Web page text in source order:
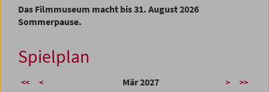
Das Filmmuseum macht bis 31. August 2026
Sommerpause.
Spielplan
<< < Mär 2027 > >>